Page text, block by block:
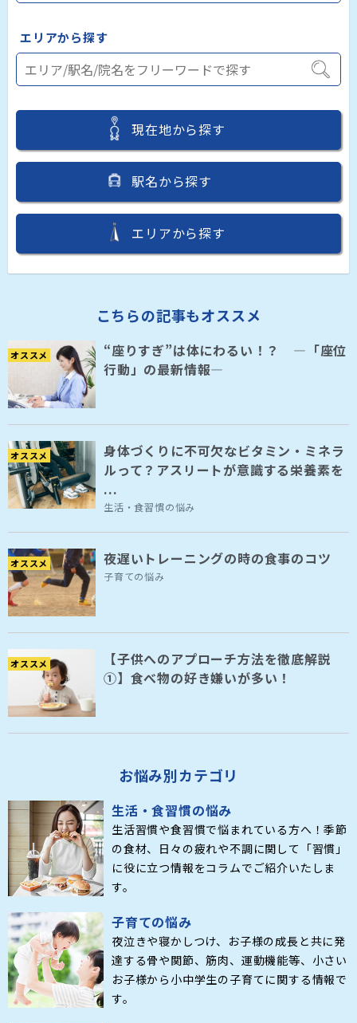
エリアから探す
現在地から探す
駅名から探す
エリアから探す
こちらの記事もオススメ
オススメ
“座りすぎ”は体にわるい！？ ―「座位
行動」の最新情報―
オススメ
身体づくりに不可欠なビタミン・ミネラ
ルって？アスリートが意識する栄養素を
...
生活・食習慣の悩み
オススメ 夜遅いトレーニングの時の食事のコツ
子育ての悩み
オススメ
【子供へのアプローチ方法を徹底解説
①】食べ物の好き嫌いが多い！
お悩み別カテゴリ
生活・食習慣の悩み
生活習慣や食習慣で悩まれている方へ！季節
の食材、日々の疲れや不調に関して「習慣」
に役に立つ情報をコラムでご紹介いたしま
す。
子育ての悩み
夜泣きや寝かしつけ、お子様の成長と共に発
達する骨や関節、筋肉、運動機能等、小さい
お子様から小中学生の子育てに関する情報で
す。